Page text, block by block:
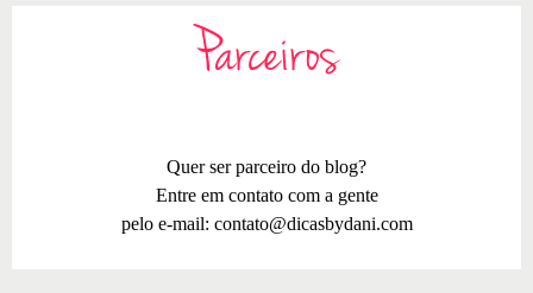
Parceiros
Quer ser parceiro do blog?
Entre em contato com a gente
pelo e-mail: contato@dicasbydani.com